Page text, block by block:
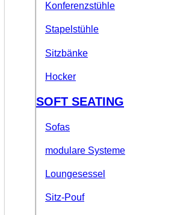
Konferenzstühle
Stapelstühle
Sitzbänke
Hocker
SOFT SEATING
Sofas
modulare Systeme
Loungesessel
Sitz-Pouf